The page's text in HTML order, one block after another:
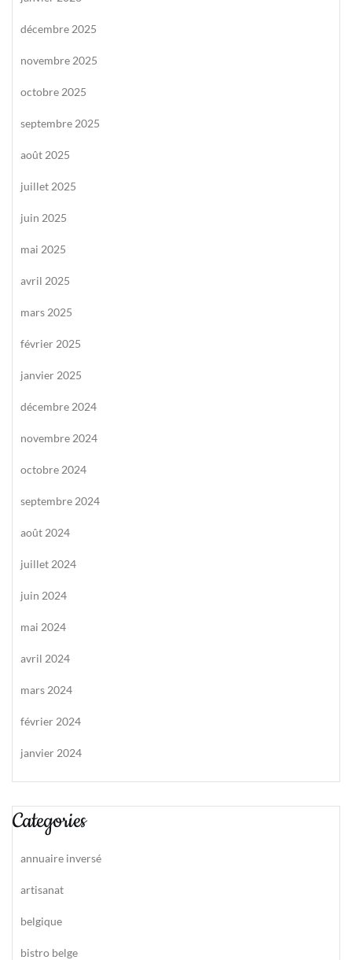
décembre 2025
novembre 2025
octobre 2025
septembre 2025
août 2025
juillet 2025
juin 2025
mai 2025
avril 2025
mars 2025
février 2025
janvier 2025
décembre 2024
novembre 2024
octobre 2024
septembre 2024
août 2024
juillet 2024
juin 2024
mai 2024
avril 2024
mars 2024
février 2024
janvier 2024
Categories
annuaire inversé
artisanat
belgique
bistro belge